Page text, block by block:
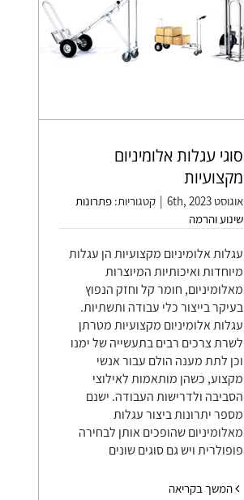
סוגי עגלות אלומיניום
מקצועיות
אוגוסט 6th, 2023 קטגוריות: פתרונות
שינוע והרמה
עגלות אלומיניום מקצועיות הן עגלות
מיוחדות ואיכותיות המיוצרות
מאלומיניום, חומר קל וחזק הנפוץ
בעיקר בייצור כלי עבודה ותשתיות.
עגלות אלומיניום מקצועיות מטרתן
לשרת צרכים רבים בתעשייה של ימנו
וכן לתת מענה הולם עבור אנשי
מקצוע, כשהן מותאמות לאילוצי
הסביבה ולדרישות העבודה. ישנם
מספר יתרונות ביצור עגלות
מאלומיניום שהופכים אותן לבחירה
פופולרית ויש גם סוגים שונים
המשך בקריאה